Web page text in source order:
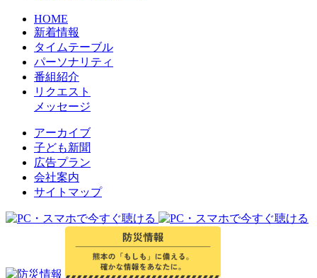
HOME
新着情報
タイムテーブル
パーソナリティ
番組紹介
リクエスト
メッセージ
アーカイブ
⼦ども新聞
広告プラン
会社案内
サイトマップ